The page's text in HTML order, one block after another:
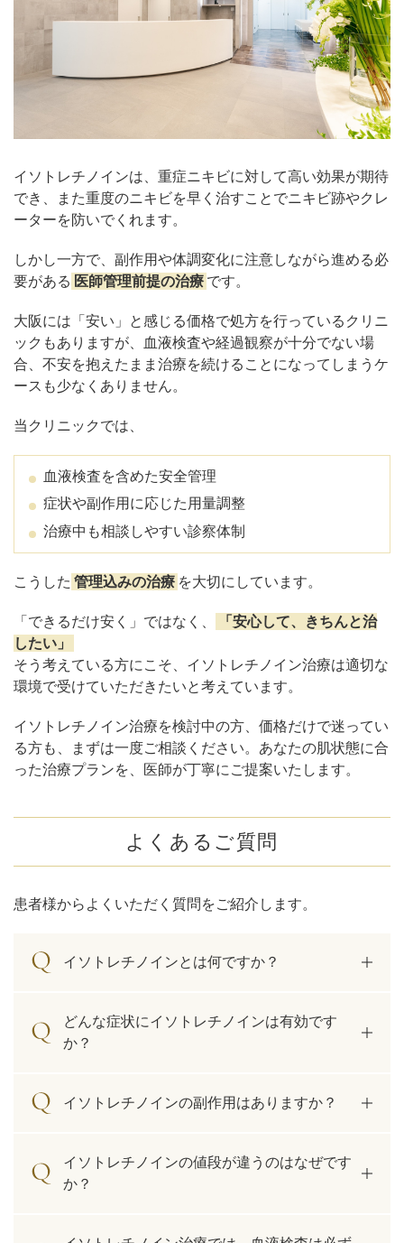
イソトレチノインは、重症ニキビに対して高い効果が期待
でき、また重度のニキビを早く治すことでニキビ跡やクレ
ーターを防いでくれます。
しかし一方で、副作用や体調変化に注意しながら進める必
要がある 医師管理前提の治療 です。
大阪には「安い」と感じる価格で処方を行っているクリニ
ックもありますが、血液検査や経過観察が十分でない場
合、不安を抱えたまま治療を続けることになってしまうケ
ースも少なくありません。
当クリニックでは、
血液検査を含めた安全管理
症状や副作用に応じた用量調整
治療中も相談しやすい診察体制
こうした 管理込みの治療 を大切にしています。
「できるだけ安く」ではなく、
「安心して、きちんと治
したい」
そう考えている方にこそ、イソトレチノイン治療は適切な
環境で受けていただきたいと考えています。
イソトレチノイン治療を検討中の方、価格だけで迷ってい
る方も、まずは一度ご相談ください。あなたの肌状態に合
った治療プランを、医師が丁寧にご提案いたします。
よくあるご質問
患者様からよくいただく質問をご紹介します。
イソトレチノインとは何ですか？
どんな症状にイソトレチノインは有効です
か？
イソトレチノインの副作用はありますか？
イソトレチノインの値段が違うのはなぜです
か？